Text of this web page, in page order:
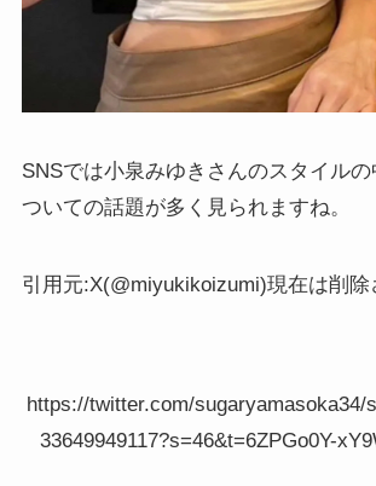
SNSでは小泉みゆきさんのスタイル
ついての話題が多く見られますね。
引用元:X(@miyukikoizumi)現在は削除
https://twitter.com/sugaryamasoka34/
33649949117?s=46&t=6ZPGo0Y-